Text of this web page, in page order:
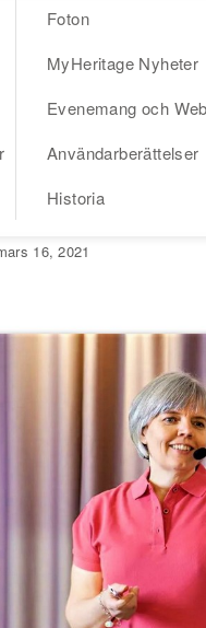
Blog
Foton
MyHeritage Nyheter
Evenemang och
Användarberättelser
Historia
WEBBINARS
om
16, 2021